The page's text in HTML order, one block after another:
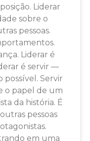
Liderar
sobre o
pessoas.
Liderar é
é servir —
possível. Servir
o papel de um
da história. É
pessoas
em uma